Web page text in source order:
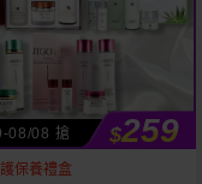
08/08 搶 $259
保養禮盒